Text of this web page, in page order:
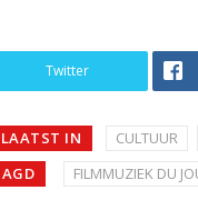
Twitter
IN CULTUUR
FILMMUZIEK DU